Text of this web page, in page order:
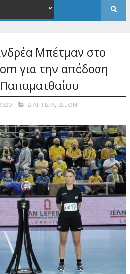
Μπέτμαν στο
για την απόδοση
ΔΙΑΙΤΗΣΙΑ, ΔΙΕΘΝΗ